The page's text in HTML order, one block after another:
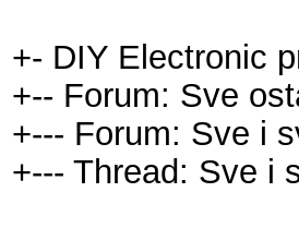
+- DIY Electronic
+-- Forum: Sve
+--- Forum: Sve i
+--- Thread: Sve i